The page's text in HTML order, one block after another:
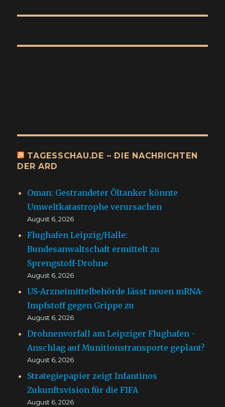
TAGESSCHAU.DE – DIE NACHRICHTEN
DER ARD
Oman: Gestrandeter Öltanker könnte
Umweltkatastrophe verursachen
August 6, 2026
Flughafen Leipzig/Halle:
Bundesanwaltschaft ermittelt zu
Sprengstoff-Drohne
August 6, 2026
US-Arzneimittelbehörde lässt neuen mRNA-
Impfstoff gegen Grippe zu
August 6, 2026
Drohnenvorfall am Leipziger Flughafen -
Anschlag auf Munitionstransporte geplant?
August 6, 2026
Strategiepapier zeigt Infantinos
Zukunftsvision für die FIFA
August 6, 2026